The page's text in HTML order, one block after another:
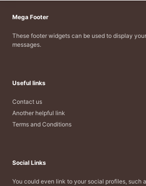
Mega Footer
These footer widgets can be used to display
messages.
Useful links
Contact us
Another helpful link
Terms and Conditions
Social Links
You could even link to your social profiles, such